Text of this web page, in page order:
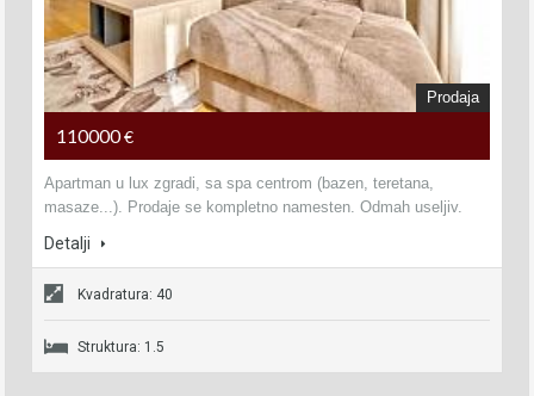
Prodaja
110000€
Apartman u lux zgradi, sa spa centrom (bazen, teretana,
masaze...). Prodaje se kompletno namesten. Odmah useljiv.
Detalji
Kvadratura: 40
Struktura: 1.5